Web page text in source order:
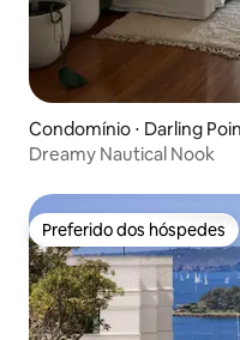
Condomínio ⋅ Darling
Dreamy Nautical Nook
Preferido dos hóspedes
Preferido dos hóspedes